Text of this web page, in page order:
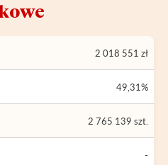
2 018 551 zł
49,31%
2 765 139 szt.
-